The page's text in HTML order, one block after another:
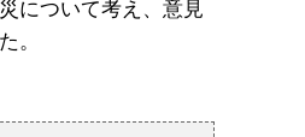
について考え、意見
。